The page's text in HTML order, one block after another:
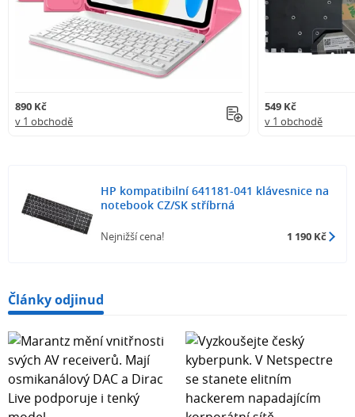
890 Kč
v 1 obchodě
549 Kč
v 1 obchodě
HP kompatibilní 641181-041 klávesnice na
notebook CZ/SK stříbrná
Nejnižší cena! 1 190 Kč
Články odjinud